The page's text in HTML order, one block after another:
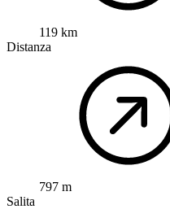
119 km
Distanza
797 m
Salita